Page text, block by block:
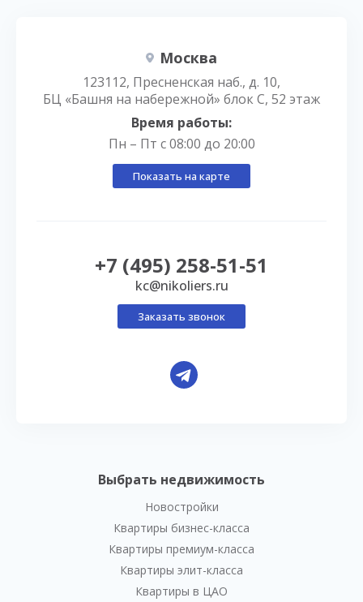
Выбрать недвижимость
Новостройки
Квартиры бизнес-класса
Квартиры премиум-класса
Квартиры элит-класса
Квартиры в ЦАО
Москва
123112, Пресненская наб., д. 10,
БЦ «Башня на набережной» блок С, 52 этаж
Время работы:
Пн – Пт с 08:00 до 20:00
Показать на карте
+7 (495) 258-51-51
kc@nikoliers.ru
Заказать звонок